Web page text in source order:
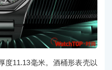
度11.13毫米。酒桶形表壳以